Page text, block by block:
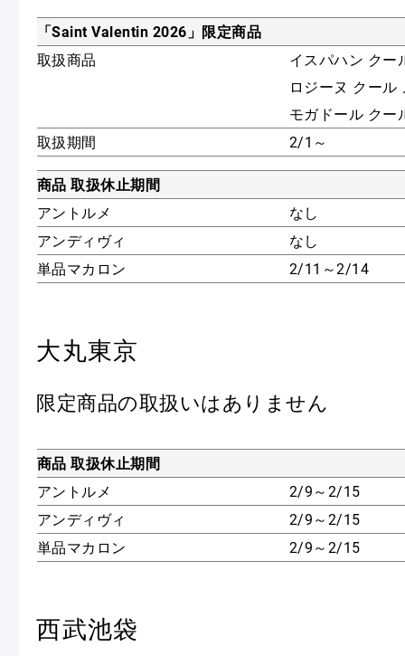
「Saint Valentin 2026」限定商品
取扱商品
イスパハン クー
ロジーヌ クール
モガドール クー
取扱期間
2/1～
商品 取扱休止期間
アントルメ
なし
アンディヴィ
なし
単品マカロン
2/11～2/14
大丸東京
限定商品の取扱いはありません
商品 取扱休止期間
アントルメ
2/9～2/15
アンディヴィ
2/9～2/15
単品マカロン
2/9～2/15
西武池袋